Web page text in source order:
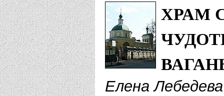
ХРАМ
Елена Лебедева